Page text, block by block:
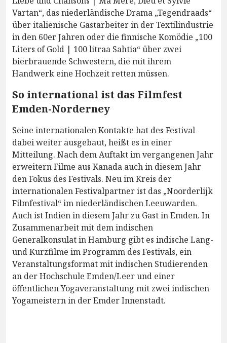
Vartan“, das niederländische Drama „Tegendraads“
über italienische Gastarbeiter in der Textilindustrie
in den 60er Jahren oder die finnische Komödie „100
Liters of Gold | 100 litraa Sahtia“ über zwei
bierbrauende Schwestern, die mit ihrem
Handwerk eine Hochzeit retten müssen.
So international ist das Filmfest
Emden-Norderney
Seine internationalen Kontakte hat des Festival
dabei weiter ausgebaut, heißt es in einer
Mitteilung. Nach dem Auftakt im vergangenen Jahr
erweitern Filme aus Kanada auch in diesem Jahr
den Fokus des Festivals. Neu im Kreis der
internationalen Festivalpartner ist das „Noorderlijk
Filmfestival“ im niederländischen Leeuwarden.
Auch ist Indien in diesem Jahr zu Gast in Emden. In
Zusammenarbeit mit dem indischen
Generalkonsulat in Hamburg gibt es indische Lang-
und Kurzfilme im Programm des Festivals, ein
Veranstaltungsformat mit indischen Studierenden
an der Hochschule Emden/Leer und einer
öffentlichen Yogaveranstaltung mit zwei indischen
Yogameistern in der Emder Innenstadt.